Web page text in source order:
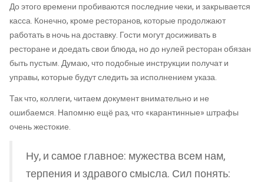
До этого времени пробиваются последние чеки, и закрывается
касса. Конечно, кроме ресторанов, которые продолжают
работать в ночь на доставку. Гости могут досиживать в
ресторане и доедать свои блюда, но до нулей ресторан обязан
быть пустым. Думаю, что подобные инструкции получат и
управы, которые будут следить за исполнением указа.
Так что, коллеги, читаем документ внимательно и не
ошибаемся. Напомню ещё раз, что «карантинные» штрафы
очень жестокие.
Ну, и самое главное: мужества всем нам,
терпения и здравого смысла. Сил понять: